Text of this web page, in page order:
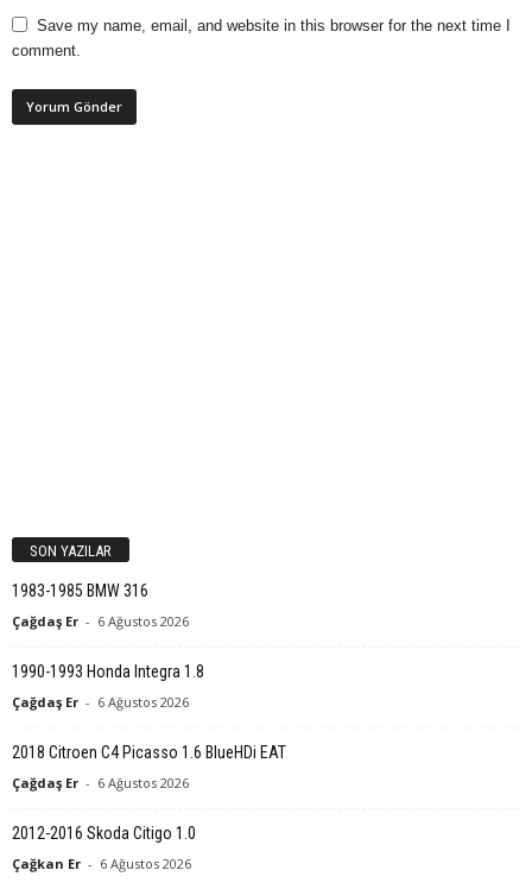
Save my name, email, and website in this browser for the next time I
comment.
SON YAZILAR
1983-1985 BMW 316
Çağdaş Er - 6 Ağustos 2026
1990-1993 Honda Integra 1.8
Çağdaş Er - 6 Ağustos 2026
2018 Citroen C4 Picasso 1.6 BlueHDi EAT
Çağdaş Er - 6 Ağustos 2026
2012-2016 Skoda Citigo 1.0
Çağkan Er - 6 Ağustos 2026